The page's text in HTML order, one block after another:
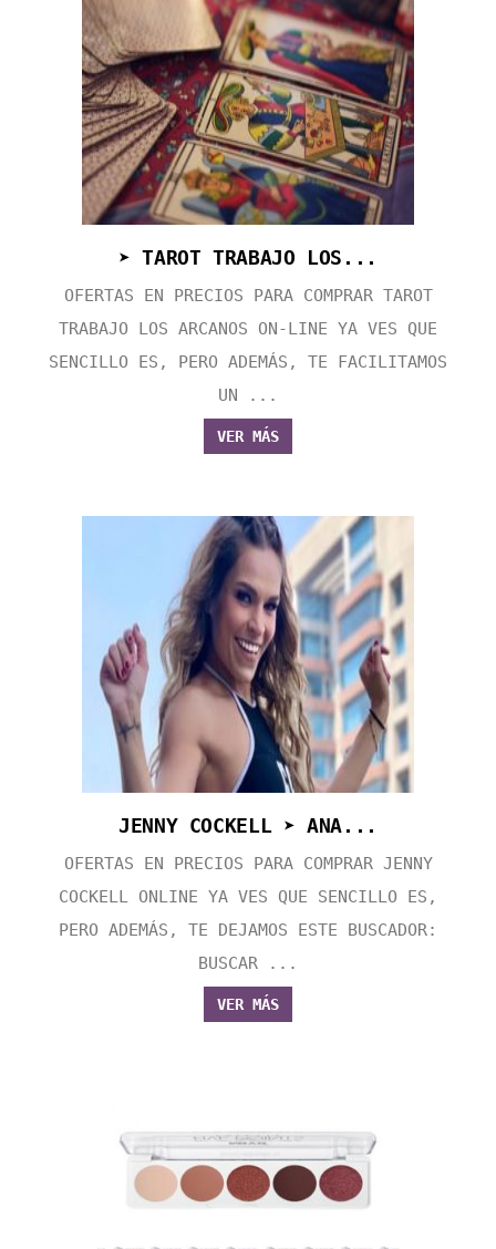
➤ TAROT TRABAJO LOS...
OFERTAS EN PRECIOS PARA COMPRAR TAROT
TRABAJO LOS ARCANOS ON-LINE YA VES QUE
SENCILLO ES, PERO ADEMÁS, TE FACILITAMOS
UN ...
VER MÁS
JENNY COCKELL ➤ ANA...
OFERTAS EN PRECIOS PARA COMPRAR JENNY
COCKELL ONLINE YA VES QUE SENCILLO ES,
PERO ADEMÁS, TE DEJAMOS ESTE BUSCADOR:
BUSCAR ...
VER MÁS